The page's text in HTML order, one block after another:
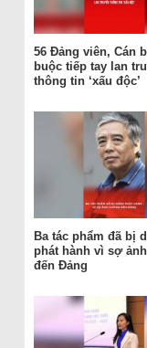
56 Đảng viên, Cán
buộc tiếp tay lan
thông tin ‘xấu độc’
Ba tác phẩm đã bị
phát hành vì sợ
đến Đảng